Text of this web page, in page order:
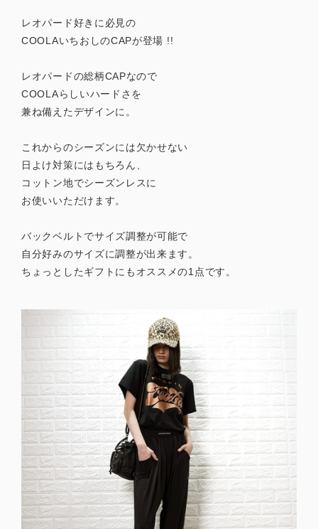
レオパード好きに必見の
COOLAいちおしのCAPが登場 !!
レオパードの総柄CAPなので
COOLAらしいハードさを
兼ね備えたデザインに。
これからのシーズンには欠かせない
日よけ対策にはもちろん、
コットン地でシーズンレスに
お使いいただけます。
バックベルトでサイズ調整が可能で
自分好みのサイズに調整が出来ます。
ちょっとしたギフトにもオススメの1点です。